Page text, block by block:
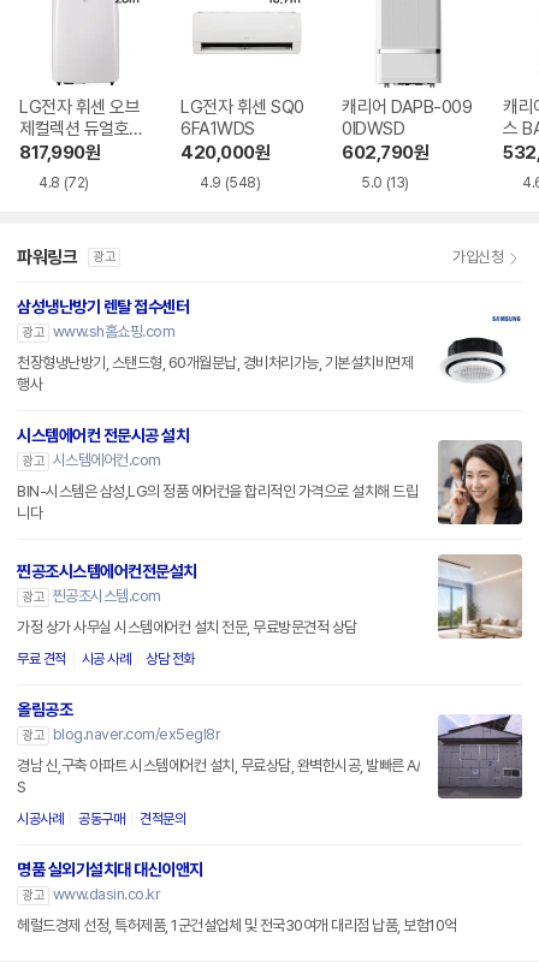
LG전자 휘센 오브
제컬렉션 듀얼호스
PQ08FDWBS
817,990원
4.8 (72)
LG전자 휘센 SQ0
6FA1WDS
420,000원
4.9 (548)
캐리어 DAPB-009
0IDWSD
602,790원
5.0 (13)
캐리
스
파워링크 광고 가입신청
삼성냉난방기 렌탈 접수센터
광고 www.sh홈쇼핑.com
천장형냉난방기, 스탠드형, 60개월분납, 경비처리가능, 기본설치비면제
행사
시스템에어컨 전문시공 설치
광고 시스템에어컨.com
BIN-시스템은 삼성,LG의 정품 에어컨을 합리적인 가격으로 설치해 드립
니다
찐공조시스템에어컨전문설치
광고 찐공조시스템.com
가정 상가 사무실 시스템에어컨 설치 전문, 무료방문견적 상담
무료 견적 시공 사례 상담 전화
올림공조
광고
blog.naver.com/ex5egl8r
경남 신,구축 아파트 시스템에어컨 설치, 무료상담, 완벽한시공, 발빠른 A/
S
시공사례 공동구매 견적문의
명품 실외기설치대 대신이앤지
광고 www.dasin.co.kr
헤럴드경제 선정, 특허제품, 1군건설업체 및 전국30여개 대리점 납품, 보험10억